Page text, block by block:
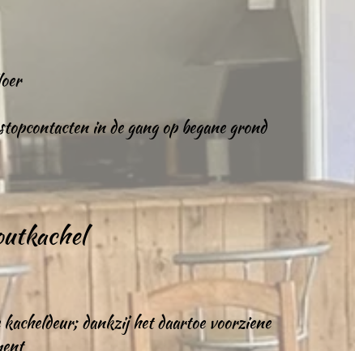
in de gang op begane grond
kacheldeur; dankzij het daartoe voorziene